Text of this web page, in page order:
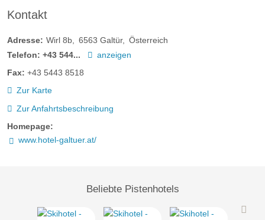
Kontakt
Adresse: Wirl 8b 6563 Galtür
Österreich
Telefon: +43 544...
anzeigen
Fax: +43 5443 8518
Zur Karte
Zur Anfahrtsbeschreibung
Homepage:
www.hotel-galtuer.at/
Beliebte Pistenhotels